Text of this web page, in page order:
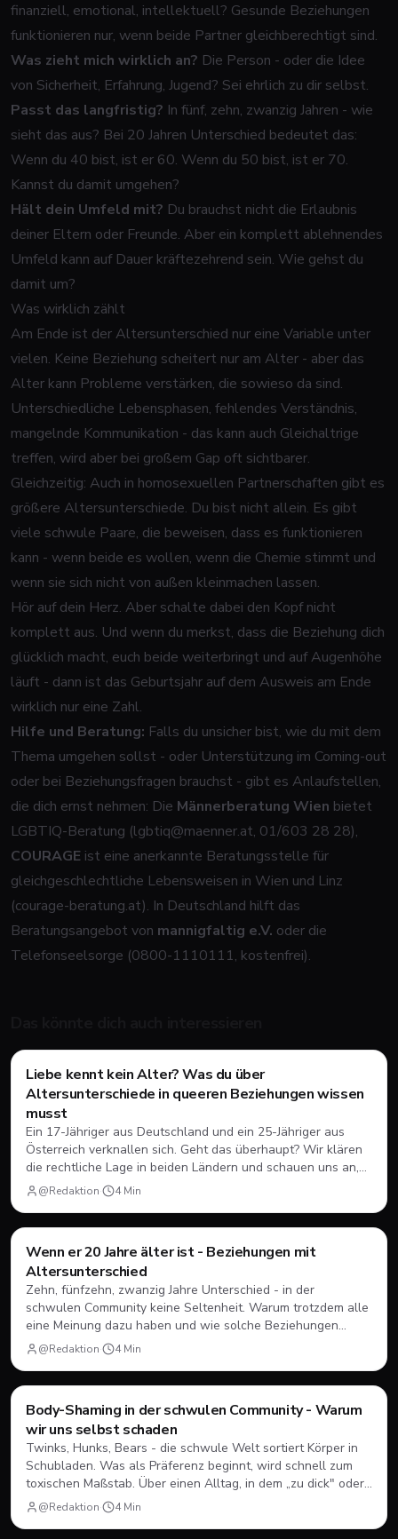
finanziell, emotional, intellektuell? Gesunde Beziehungen
funktionieren nur, wenn beide Partner gleichberechtigt sind.
Was zieht mich wirklich an? Die Person - oder die Idee
von Sicherheit, Erfahrung, Jugend? Sei ehrlich zu dir selbst.
Passt das langfristig? In fünf, zehn, zwanzig Jahren - wie
sieht das aus? Bei 20 Jahren Unterschied bedeutet das:
Wenn du 40 bist, ist er 60. Wenn du 50 bist, ist er 70.
Kannst du damit umgehen?
Hält dein Umfeld mit? Du brauchst nicht die Erlaubnis
deiner Eltern oder Freunde. Aber ein komplett ablehnendes
Umfeld kann auf Dauer kräftezehrend sein. Wie gehst du
damit um?
Was wirklich zählt
Am Ende ist der Altersunterschied nur eine Variable unter
vielen. Keine Beziehung scheitert nur am Alter - aber das
Alter kann Probleme verstärken, die sowieso da sind.
Unterschiedliche Lebensphasen, fehlendes Verständnis,
mangelnde Kommunikation - das kann auch Gleichaltrige
treffen, wird aber bei großem Gap oft sichtbarer.
Gleichzeitig: Auch in homosexuellen Partnerschaften gibt es
größere Altersunterschiede. Du bist nicht allein. Es gibt
viele schwule Paare, die beweisen, dass es funktionieren
kann - wenn beide es wollen, wenn die Chemie stimmt und
wenn sie sich nicht von außen kleinmachen lassen.
Hör auf dein Herz. Aber schalte dabei den Kopf nicht
komplett aus. Und wenn du merkst, dass die Beziehung dich
glücklich macht, euch beide weiterbringt und auf Augenhöhe
läuft - dann ist das Geburtsjahr auf dem Ausweis am Ende
wirklich nur eine Zahl.
Hilfe und Beratung: Falls du unsicher bist, wie du mit dem
Thema umgehen sollst - oder Unterstützung im Coming-out
oder bei Beziehungsfragen brauchst - gibt es Anlaufstellen,
die dich ernst nehmen: Die Männerberatung Wien bietet
LGBTIQ-Beratung (lgbtiq@maenner.at, 01/603 28 28),
COURAGE ist eine anerkannte Beratungsstelle für
gleichgeschlechtliche Lebensweisen in Wien und Linz
(courage-beratung.at). In Deutschland hilft das
Beratungsangebot von mannigfaltig e.V. oder die
Telefonseelsorge (0800-1110111, kostenfrei).
Ratgeber
Liebe kennt kein Alter? Was du über
Altersunterschiede in queeren Beziehungen wissen
musst
Ein 17-Jähriger aus Deutschland und ein 25-Jähriger aus
Österreich verknallen sich. Geht das überhaupt? Wir klären
die rechtliche Lage in beiden Ländern und schauen uns an,
worauf es bei einem größeren Altersunterschied wirklich
@Redaktion· 4Min
💘Dating
Wenn er 20 Jahre älter ist - Beziehungen mit
Altersunterschied
Zehn, fünfzehn, zwanzig Jahre Unterschied - in der
schwulen Community keine Seltenheit. Warum trotzdem alle
eine Meinung dazu haben und wie solche Beziehungen
wirklich funktionieren können.
@Redaktion· 4Min
Mental Health
Body-Shaming in der schwulen Community - Warum
wir uns selbst schaden
Twinks, Hunks, Bears - die schwule Welt sortiert Körper in
Schubladen. Was als Präferenz beginnt, wird schnell zum
toxischen Maßstab. Über einen Alltag, in dem „zu dick" oder
„zu alt" keine Seltenheit sind.
@Redaktion· 4Min